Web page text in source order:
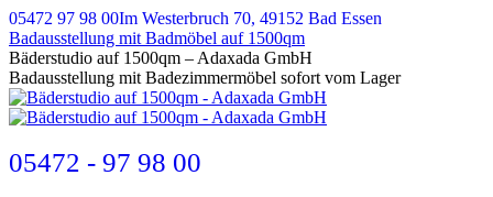
Zum
Inhalt
springen
05472 97 98 00Im Westerbruch 70, 49152 Bad Essen
Badausstellung mit Badmöbel auf 1500qm
E-
Mail
page
opens
new
window
Bäderstudio auf 1500qm – Adaxada GmbH
Badausstellung mit Badezimmermöbel sofort vom Lager
05472 - 97 98 00